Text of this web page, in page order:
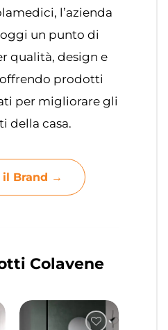
l’azienda
un punto di
qualità, design e
prodotti
per migliorare gli
della casa.
il Brand →
Colavene